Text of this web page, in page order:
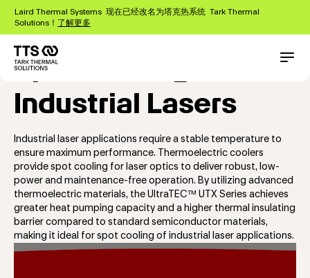
到
Laird Thermal Systems 现在已经改名为塔克热系统 Tark Thermal
Solutions！ 了解更多
navigation
Spot Cooling for
Industrial Lasers
Industrial laser applications require a stable temperature to
ensure maximum performance. Thermoelectric coolers
provide spot cooling for laser optics to deliver robust, low-
power and maintenance-free operation. By utilizing advanced
thermoelectric materials, the UltraTEC™ UTX Series achieves
greater heat pumping capacity and a higher thermal insulating
barrier compared to standard semiconductor materials,
making it ideal for spot cooling of industrial laser applications.